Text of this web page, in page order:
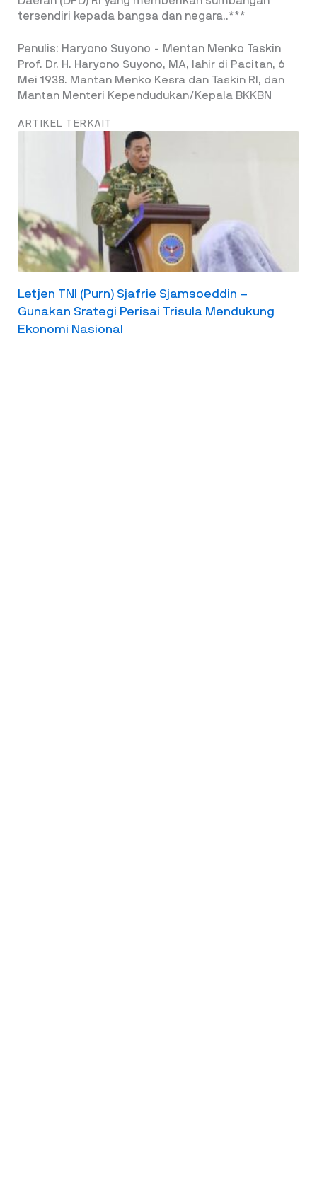
tersendiri kepada bangsa dan negara..***
Penulis: Haryono Suyono - Mentan Menko Taskin
Prof. Dr. H. Haryono Suyono, MA, lahir di Pacitan, 6
Mei 1938. Mantan Menko Kesra dan Taskin RI, dan
Mantan Menteri Kependudukan/Kepala BKKBN
ARTIKEL TERKAIT
Letjen TNI (Purn) Sjafrie Sjamsoeddin –
Gunakan Srategi Perisai Trisula Mendukung
Ekonomi Nasional